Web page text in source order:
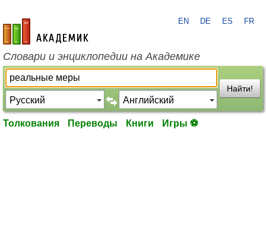
academic.ru
EN DE ES FR
Словари и энциклопедии на Академике
Найти!
Толкования Переводы Книги Игры ⚽